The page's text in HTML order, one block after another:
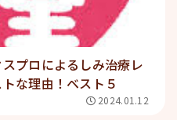
プロによるしみ治療レ
な理由！ベスト５
2024.01.12